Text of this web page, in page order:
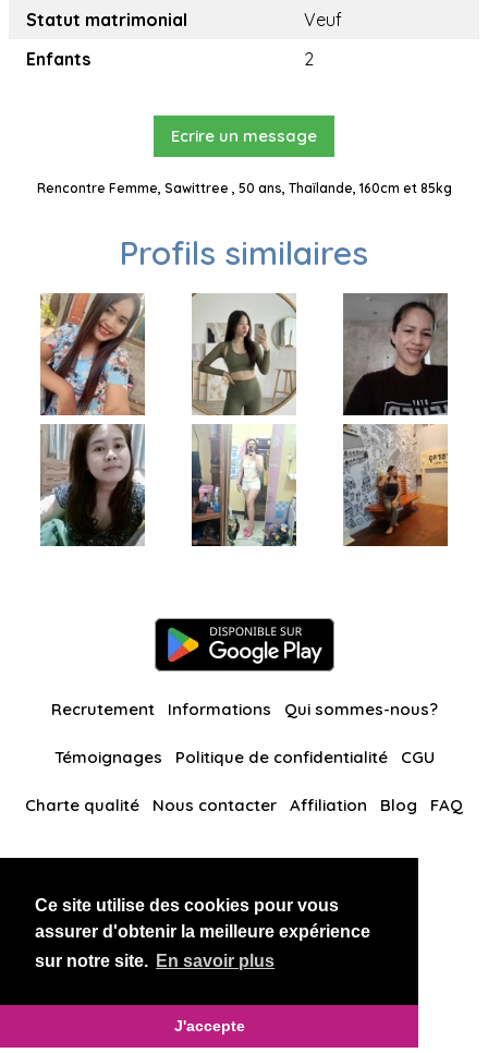
Ce site utilise des cookies pour vous
assurer d'obtenir la meilleure expérience
sur notre site. En savoir plus
J'accepte
Statut matrimonial
Veuf
Enfants
2
Ecrire un message
Rencontre Femme, Sawittree , 50 ans, Thaïlande, 160cm et 85kg
Profils similaires
Recrutement Informations Qui sommes-nous?
Témoignages Politique de confidentialité CGU
Charte qualité Nous contacter Affiliation Blog FAQ
BlackAndBeauties RussianKisses